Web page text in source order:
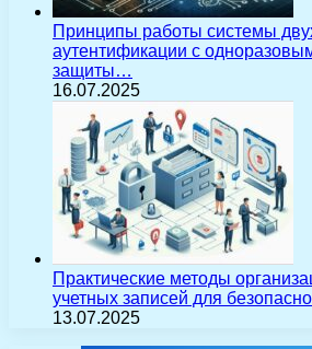
Принципы работы системы
аутентификации с
защиты…
16.07.2025
Практические методы
учетных записей для
13.07.2025